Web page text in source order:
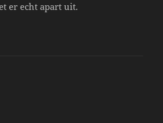
er echt apart uit.